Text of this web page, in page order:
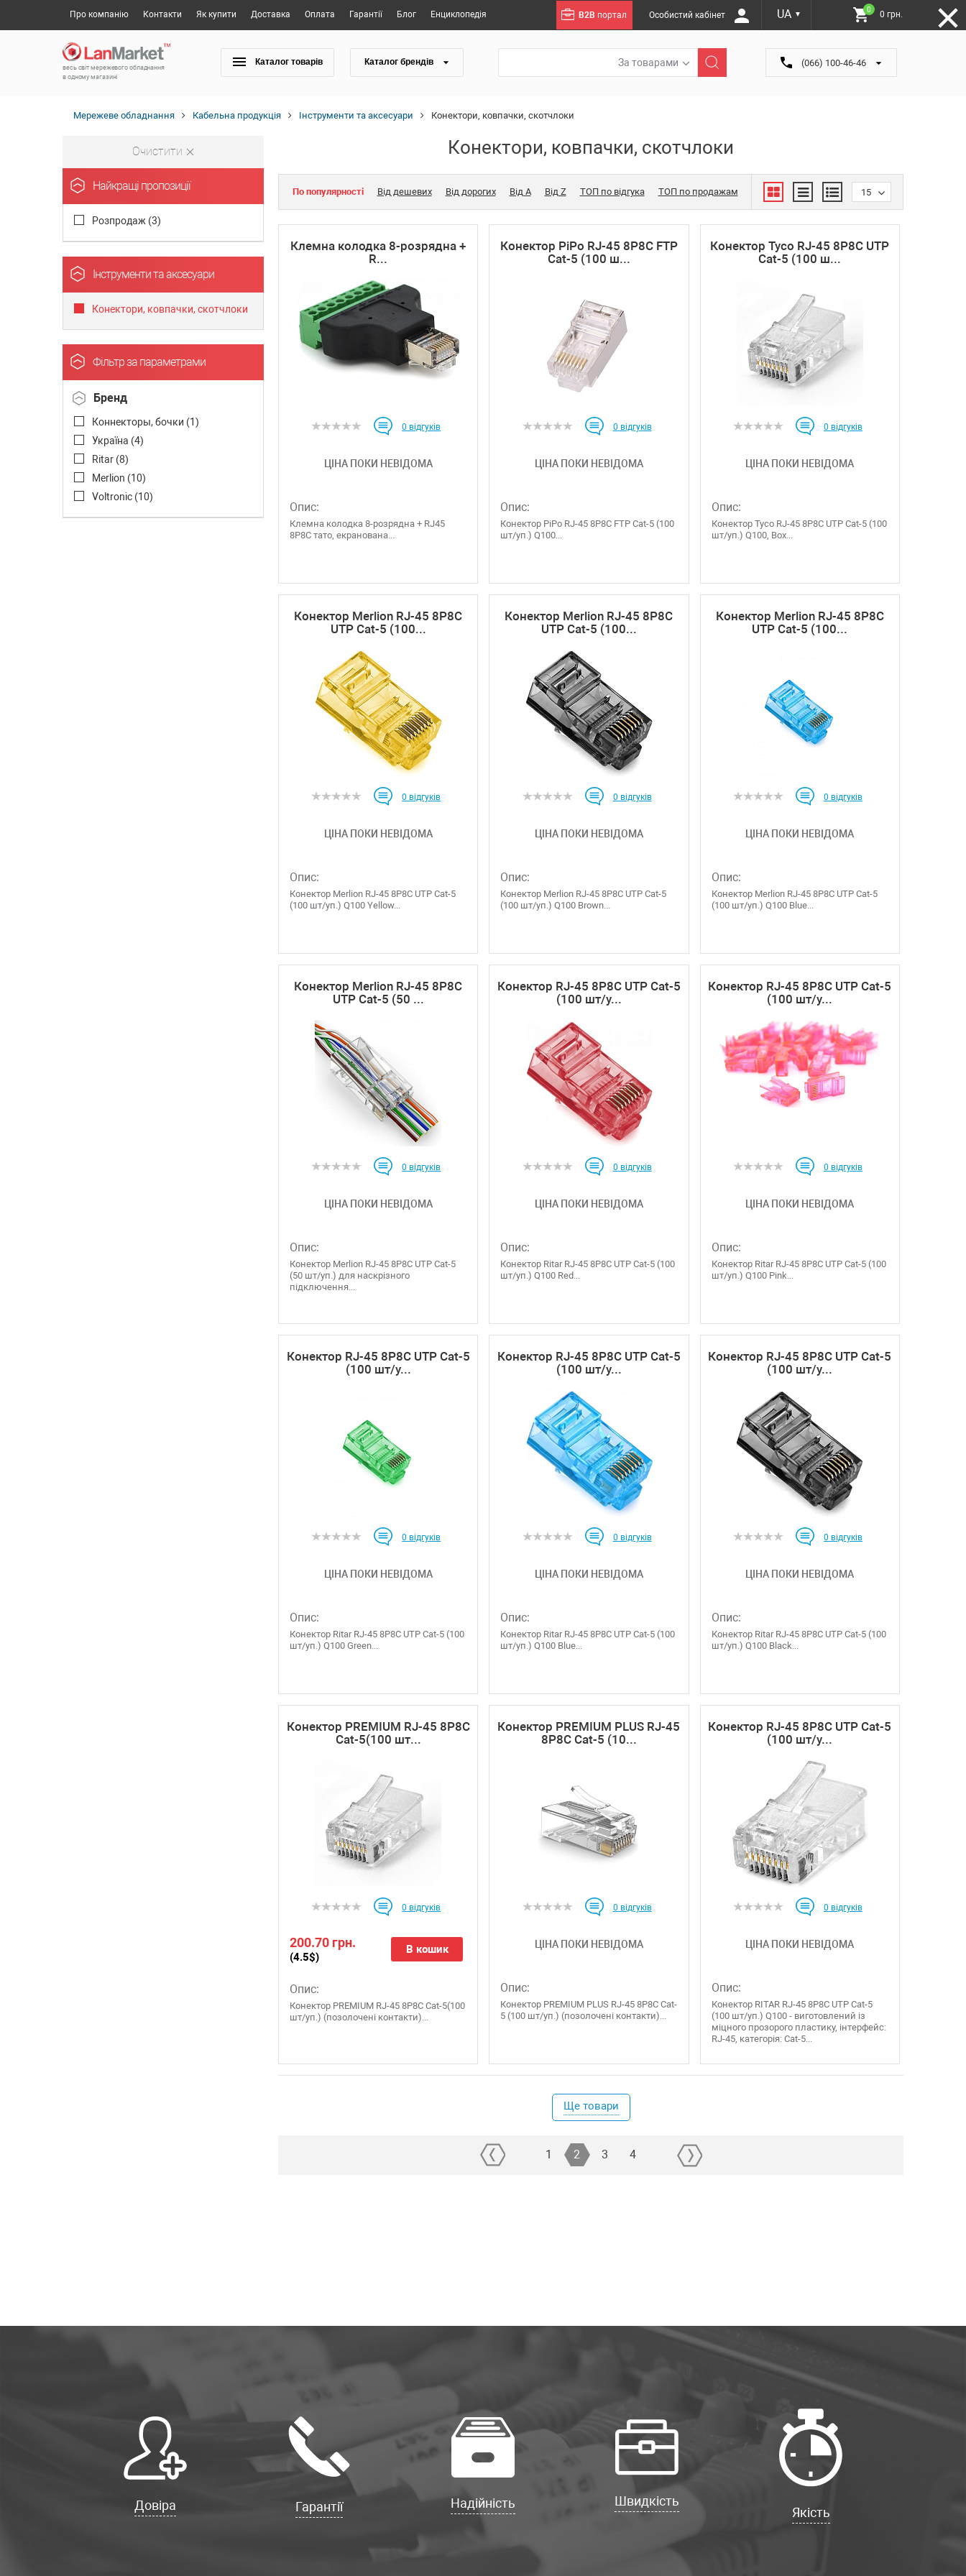
Про компанію Контакти Як купити Доставка Оплата Гарантії Блог Енциклопедія B2B портал Особистий кабінет UA ▼
0 0 грн.
весь світ мережевого обладнання
в одному магазині
Каталог товарів Каталог брендів За товарами (066) 100-46-46
Мережеве обладнання Кабельна продукція Інструменти та аксесуари Конектори, ковпачки, скотчлоки
Очистити
Найкращі пропозиції
Розпродаж (3)
Інструменти та аксесуари
Конектори, ковпачки, скотчлоки
Фільтр за параметрами
Бренд
Коннекторы, бочки (1)
Україна (4)
Ritar (8)
Merlion (10)
Voltronic (10)
Конектори, ковпачки, скотчлоки
По популярності Від дешевих Від дорогих Від A Від Z ТОП по відгука ТОП по продажам 15
Клемна колодка 8-розрядна +
R...
0 відгуків
ЦІНА ПОКИ НЕВІДОМА
Опис:
Клемна колодка 8-розрядна + RJ45
8P8С тато, екранована...
Конектор PiPo RJ-45 8P8C FTP
Cat-5 (100 ш...
0 відгуків
ЦІНА ПОКИ НЕВІДОМА
Опис:
Конектор PiPo RJ-45 8P8C FTP Cat-5 (100
шт/уп.) Q100...
Конектор Tyco RJ-45 8P8C UTP
Cat-5 (100 ш...
0 відгуків
ЦІНА ПОКИ НЕВІДОМА
Опис:
Конектор Tyco RJ-45 8P8C UTP Cat-5 (100
шт/уп.) Q100, Box...
Конектор Merlion RJ-45 8P8C
UTP Cat-5 (100...
0 відгуків
ЦІНА ПОКИ НЕВІДОМА
Опис:
Конектор Merlion RJ-45 8P8C UTP Cat-5
(100 шт/уп.) Q100 Yellow...
Конектор Merlion RJ-45 8P8C
UTP Cat-5 (100...
0 відгуків
ЦІНА ПОКИ НЕВІДОМА
Опис:
Конектор Merlion RJ-45 8P8C UTP Cat-5
(100 шт/уп.) Q100 Brown...
Конектор Merlion RJ-45 8P8C
UTP Cat-5 (100...
0 відгуків
ЦІНА ПОКИ НЕВІДОМА
Опис:
Конектор Merlion RJ-45 8P8C UTP Cat-5
(100 шт/уп.) Q100 Blue...
Конектор Merlion RJ-45 8P8C
UTP Cat-5 (50 ...
0 відгуків
ЦІНА ПОКИ НЕВІДОМА
Опис:
Конектор Merlion RJ-45 8P8C UTP Cat-5
(50 шт/уп.) для наскрізного
підключення...
Конектор RJ-45 8P8C UTP Cat-5
(100 шт/у...
0 відгуків
ЦІНА ПОКИ НЕВІДОМА
Опис:
Конектор Ritar RJ-45 8P8C UTP Cat-5 (100
шт/уп.) Q100 Red...
Конектор RJ-45 8P8C UTP Cat-5
(100 шт/у...
0 відгуків
ЦІНА ПОКИ НЕВІДОМА
Опис:
Конектор Ritar RJ-45 8P8C UTP Cat-5 (100
шт/уп.) Q100 Pink...
Конектор RJ-45 8P8C UTP Cat-5
(100 шт/у...
0 відгуків
ЦІНА ПОКИ НЕВІДОМА
Опис:
Конектор Ritar RJ-45 8P8C UTP Cat-5 (100
шт/уп.) Q100 Green...
Конектор RJ-45 8P8C UTP Cat-5
(100 шт/у...
0 відгуків
ЦІНА ПОКИ НЕВІДОМА
Опис:
Конектор Ritar RJ-45 8P8C UTP Cat-5 (100
шт/уп.) Q100 Blue...
Конектор RJ-45 8P8C UTP Cat-5
(100 шт/у...
0 відгуків
ЦІНА ПОКИ НЕВІДОМА
Опис:
Конектор Ritar RJ-45 8P8C UTP Cat-5 (100
шт/уп.) Q100 Black...
Конектор PREMIUM RJ-45 8P8C
Cat-5(100 шт...
0 відгуків
200.70 грн.
(4.5$)
В кошик
Опис:
Конектор PREMIUM RJ-45 8P8C Cat-5(100
шт/уп.) (позолочені контакти)...
Конектор PREMIUM PLUS RJ-45
8P8C Cat-5 (10...
0 відгуків
ЦІНА ПОКИ НЕВІДОМА
Опис:
Конектор PREMIUM PLUS RJ-45 8P8C Cat-
5 (100 шт/уп.) (позолочені контакти)...
Конектор RJ-45 8P8C UTP Cat-5
(100 шт/у...
0 відгуків
ЦІНА ПОКИ НЕВІДОМА
Опис:
Конектор RITAR RJ-45 8P8C UTP Cat-5
(100 шт/уп.) Q100 - виготовлений із
міцного прозорого пластику, інтерфейс:
RJ-45, категорія: Cat-5...
Ще товари
1 2 3 4
Довіра Гарантії Надійність Швидкість
Якість